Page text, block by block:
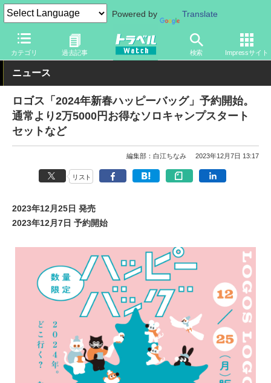
Powered by Translate
カテゴリ 過去記事 検索 Impressサイト
トラベル Watch 旅のアイテム 旅行グッズ アウトドア用品
ニュース
ロゴス「2024年新春ハッピーバッグ」予約開始。
通常より2万5000円お得なソロキャンプスタート
セットなど
編集部：白江ちなみ 2023年12月7日 13:17
リスト
2023年12月25日 発売
2023年12月7日 予約開始